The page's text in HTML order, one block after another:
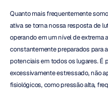
Quanto mais frequentemente
ativa se torna nossa resposta de
operando em um nível de extrema
constantemente preparados para
potenciais em todos os lugares. É
excessivamente estressado, não
fisiológicos, como pressão alta,